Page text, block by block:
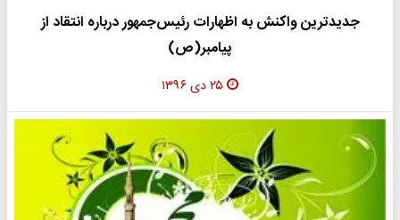
جدیدترین واکنش به اظهارات رئیس‌جمهور درباره انتقاد از
پیامبر(ص)
۲۵ دی ۱۳۹۶